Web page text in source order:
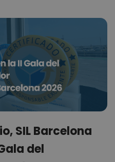
SIL Barcelona
del